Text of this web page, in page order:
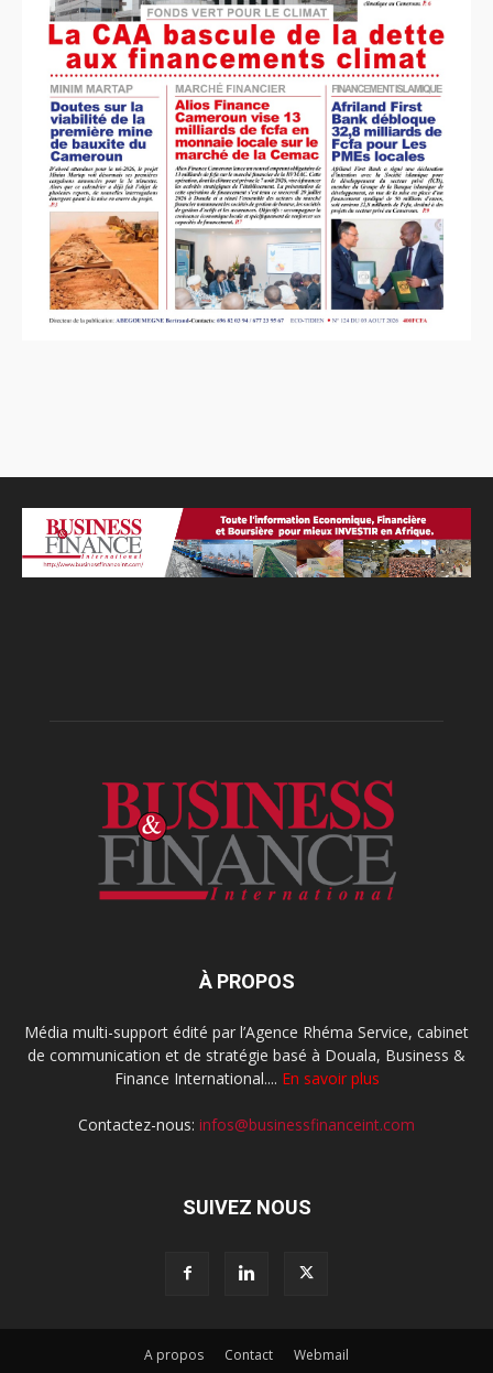
À PROPOS
Média multi-support édité par l’Agence Rhéma Service, cabinet
de communication et de stratégie basé à Douala, Business &
Finance International.... En savoir plus
Contactez-nous: infos@businessfinanceint.com
SUIVEZ NOUS
A propos Contact Webmail